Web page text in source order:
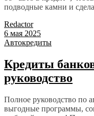
подводные камни и
Redactor
6 мая 2025
Автокредиты
Кредиты
руководство
Полное руководство по
выгодные программы,